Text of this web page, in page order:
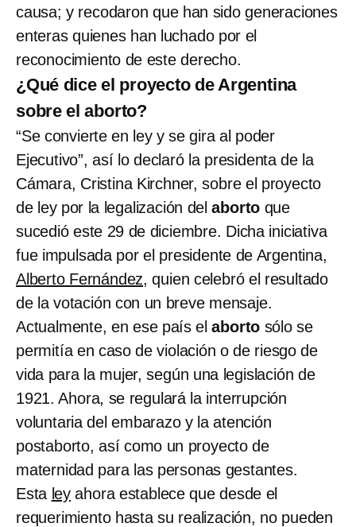
causa; y recodaron que han sido generaciones
enteras quienes han luchado por el
reconocimiento de este derecho.
¿Qué dice el proyecto de Argentina
sobre el aborto?
“Se convierte en ley y se gira al poder
Ejecutivo”, así lo declaró la presidenta de la
Cámara, Cristina Kirchner, sobre el proyecto
de ley por la legalización delaborto que
sucedió este 29 de diciembre. Dicha iniciativa
fue impulsada por el presidente de Argentina,
Alberto Fernández, quien celebró el resultado
de la votación con un breve mensaje.
Actualmente, en ese país elaborto sólo se
permitía en caso de violación o de riesgo de
vida para la mujer, según una legislación de
1921. Ahora, se regulará la interrupción
voluntaria del embarazo y la atención
postaborto, así como un proyecto de
maternidad para las personas gestantes.
Esta ley ahora establece que desde el
requerimiento hasta su realización, no pueden